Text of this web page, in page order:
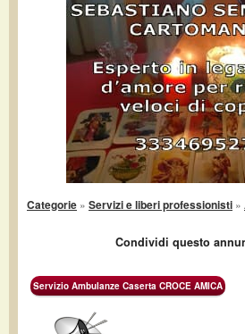
Categorie » Servizi e liberi professionisti »
Condividi questo
Servizio Ambulanze Caserta CROCE AMICA